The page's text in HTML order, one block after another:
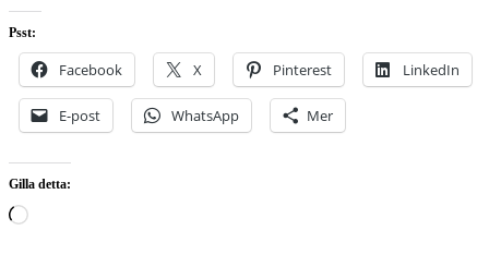
Psst:
Facebook X Pinterest LinkedIn
E-post WhatsApp Mer
Gilla detta:
Laddar